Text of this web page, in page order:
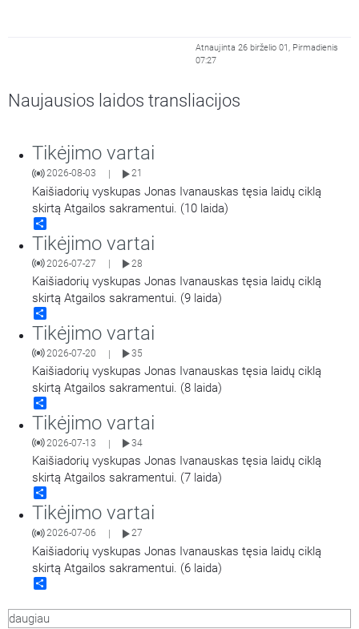
Atnaujinta 26 birželio 01, Pirmadienis
07:27
Naujausios laidos transliacijos
Tikėjimo vartai
2026-08-03 21
Kaišiadorių vyskupas Jonas Ivanauskas tęsia laidų ciklą
skirtą Atgailos sakramentui. (10 laida)
Tikėjimo vartai
2026-07-27 28
Kaišiadorių vyskupas Jonas Ivanauskas tęsia laidų ciklą
skirtą Atgailos sakramentui. (9 laida)
Tikėjimo vartai
2026-07-20 | 35
Kaišiadorių vyskupas Jonas Ivanauskas tęsia laidų ciklą
skirtą Atgailos sakramentui. (8 laida)
Tikėjimo vartai
2026-07-13 | 34
Kaišiadorių vyskupas Jonas Ivanauskas tęsia laidų ciklą
skirtą Atgailos sakramentui. (7 laida)
Tikėjimo vartai
2026-07-06 27
Kaišiadorių vyskupas Jonas Ivanauskas tęsia laidų ciklą
skirtą Atgailos sakramentui. (6 laida)
daugiau